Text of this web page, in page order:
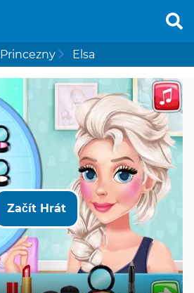
Princezny Elsa
Začít Hrát